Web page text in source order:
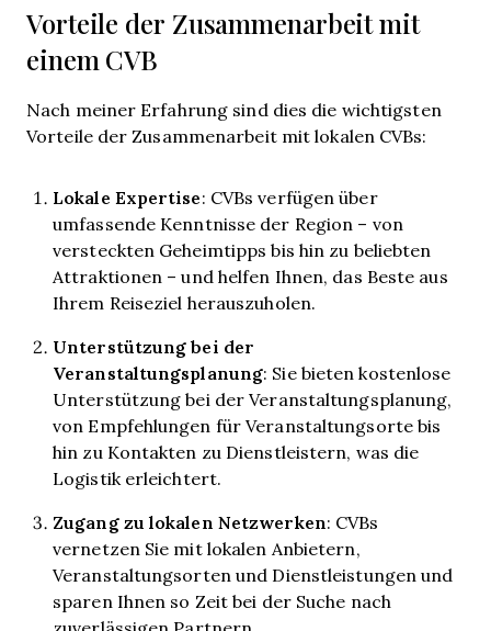
Vorteile der Zusammenarbeit mit
einem CVB
Nach meiner Erfahrung sind dies die wichtigsten
Vorteile der Zusammenarbeit mit lokalen CVBs:
Lokale Expertise: CVBs verfügen über
umfassende Kenntnisse der Region – von
versteckten Geheimtipps bis hin zu beliebten
Attraktionen – und helfen Ihnen, das Beste aus
Ihrem Reiseziel herauszuholen.
Unterstützung bei der
Veranstaltungsplanung: Sie bieten kostenlose
Unterstützung bei der Veranstaltungsplanung,
von Empfehlungen für Veranstaltungsorte bis
hin zu Kontakten zu Dienstleistern, was die
Logistik erleichtert.
Zugang zu lokalen Netzwerken: CVBs
vernetzen Sie mit lokalen Anbietern,
Veranstaltungsorten und Dienstleistungen und
sparen Ihnen so Zeit bei der Suche nach